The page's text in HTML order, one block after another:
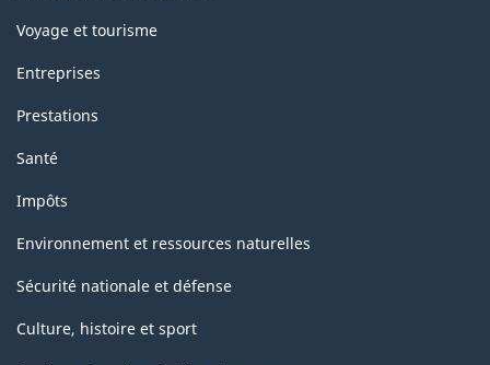
Voyage et tourisme
Entreprises
Prestations
Santé
Impôts
Environnement et ressources naturelles
Sécurité nationale et défense
Culture, histoire et sport